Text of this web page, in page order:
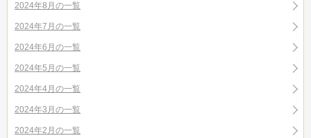
2024年8月の一覧
2024年7月の一覧
2024年6月の一覧
2024年5月の一覧
2024年4月の一覧
2024年3月の一覧
2024年2月の一覧